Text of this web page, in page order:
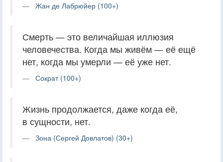
Жан де Лабрюйер (100+)
Смерть — это величайшая иллюзия
человечества. Когда мы живём — её ещё
нет, когда мы умерли — её уже нет.
Сократ (100+)
Жизнь продолжается, даже когда её,
в сущности, нет.
Зона (Сергей Довлатов) (30+)